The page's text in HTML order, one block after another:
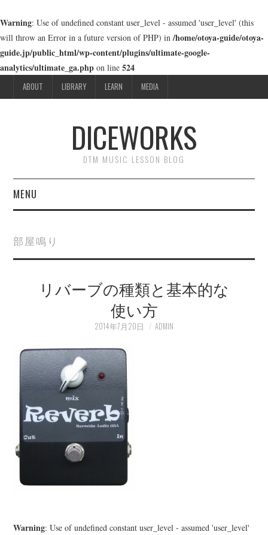
Warning: Use of undefined constant user_level - assumed 'user_level' (this
will throw an Error in a future version of PHP) in/home/otoya-guide/otoya-
guide.jp/public_html/wp-content/plugins/ultimate-google-
analytics/ultimate_ga.php on line 524
ABOUT LIBRARY LEARN MEDIA
DICEWORKS
DTM MUSIC LESSON BLOG
MENU
LIBRARY
LEARN
部屋鳴り
リバーブの種類と基本的な
使い方
2014年7月20日 ADMIN
Warning: Use of undefined constant user_level - assumed 'user_level'